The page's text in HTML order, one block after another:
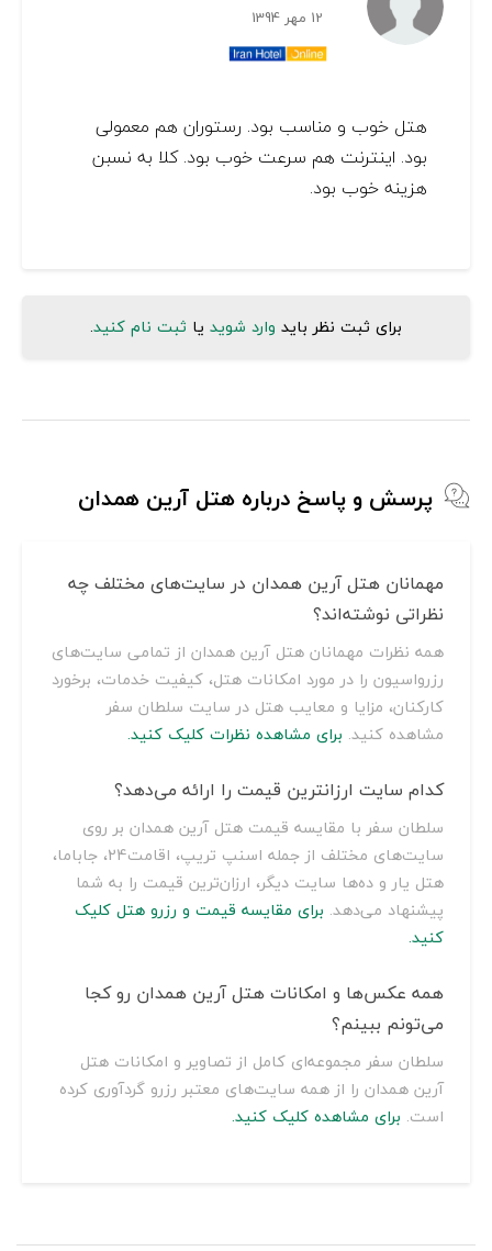
12 مهر 1394
هتل خوب و مناسب بود. رستوران هم معمولی
بود. اینترنت هم سرعت خوب بود. کلا به نسبن
هزینه خوب بود.
برای ثبت نظر باید وارد شوید یا ثبت نام کنید.
پرسش و پاسخ درباره هتل آرین همدان
مهمانان هتل آرین همدان در سایت‌های مختلف چه
نظراتی نوشته‌اند؟
همه نظرات مهمانان هتل آرین همدان از تمامی سایت‌های
رزرواسیون را در مورد امکانات هتل، کیفیت خدمات، برخورد
کارکنان، مزایا و معایب هتل در سایت سلطان سفر
مشاهده کنید. برای مشاهده نظرات کلیک کنید.
کدام سایت ارزانترین قیمت را ارائه می‌دهد؟
سلطان سفر با مقایسه قیمت هتل آرین همدان بر روی
سایت‌های مختلف از جمله اسنپ تریپ، اقامت24، جاباما،
هتل یار و ده‌ها سایت دیگر، ارزان‌ترین قیمت را به شما
پیشنهاد می‌دهد. برای مقایسه قیمت و رزرو هتل کلیک
کنید.
همه عکس‌ها و امکانات هتل آرین همدان رو کجا
می‌تونم ببینم؟
سلطان سفر مجموعه‌ای کامل از تصاویر و امکانات هتل
آرین همدان را از همه سایت‌های معتبر رزرو گردآوری کرده
است. برای مشاهده کلیک کنید.